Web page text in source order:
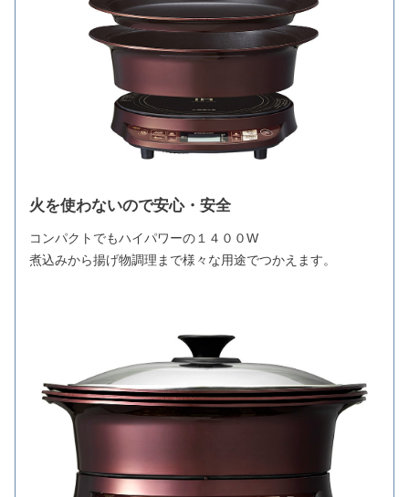
火を使わないので安心・安全
コンパクトでもハイパワーの１４００W
煮込みから揚げ物調理まで様々な用途でつかえます。